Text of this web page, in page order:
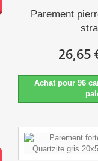
Parement
26,65
Achat pour 96